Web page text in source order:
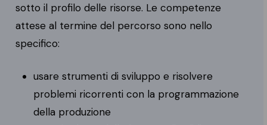
sotto il profilo delle risorse. Le competenze
attese al termine del percorso sono nello
specifico:
usare strumenti di sviluppo e risolvere
problemi ricorrenti con la programmazione
della produzione